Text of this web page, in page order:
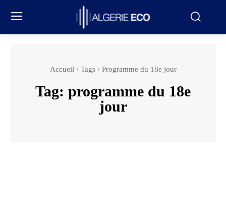
Accueil Tags Programme du 18e jour
Tag: programme du 18e
jour